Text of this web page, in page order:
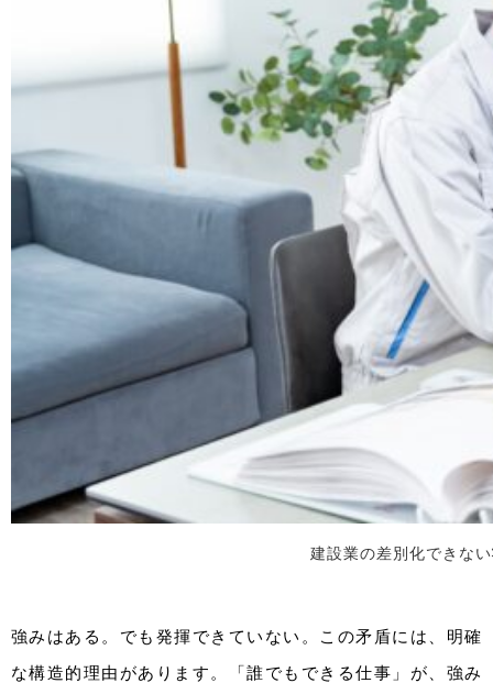
建設業の差別化できな
強みはある。でも発揮できていない。この矛盾には、明確
な構造的理由があります。「誰でもできる仕事」が、強み